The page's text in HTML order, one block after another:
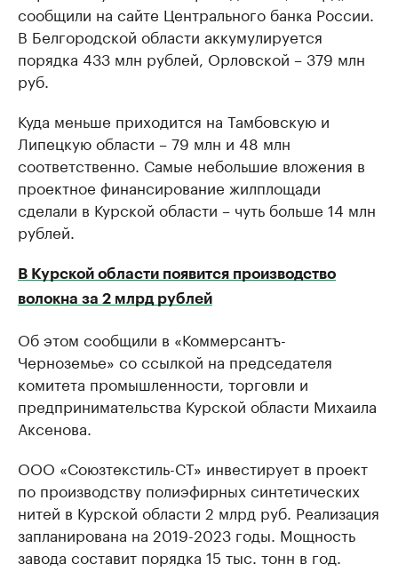
бренды спикеров бизнеса
Ознакомьтесь с
сообщили на сайте Центрального банка России.
В Белгородской области аккумулируется
порядка 433 млн рублей, Орловской – 379 млн
руб.
Куда меньше приходится на Тамбовскую и
Липецкую области – 79 млн и 48 млн
соответственно. Самые небольшие вложения в
проектное финансирование жилплощади
сделали в Курской области – чуть больше 14 млн
рублей.
В Курской области появится производство
волокна за 2 млрд рублей
Об этом сообщили в «Коммерсантъ-
Черноземье» со ссылкой на председателя
комитета промышленности, торговли и
предпринимательства Курской области Михаила
Аксенова.
ООО «Союзтекстиль-СТ» инвестирует в проект
по производству полиэфирных синтетических
нитей в Курской области 2 млрд руб. Реализация
запланирована на 2019-2023 годы. Мощность
завода составит порядка 15 тыс. тонн в год.